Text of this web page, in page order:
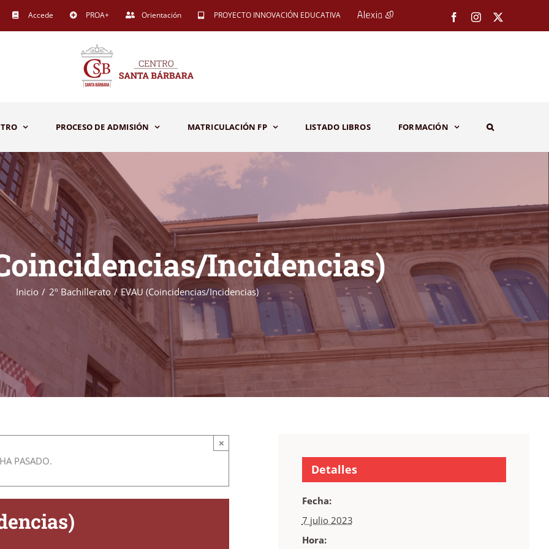
Accede PROA+ Orientación PROYECTO INNOVACIÓN EDUCATIVA FacebookInstagram
PROCESO DE ADMISIÓN MATRICULACIÓN FP LISTADO LIBROS FORMACIÓN
Incidencias)
Inicio 2º Bachillerato EVAU (Coincidencias/Incidencias)
PASADO.
×
Detalles
Fecha:
7 julio 2023
Hora: